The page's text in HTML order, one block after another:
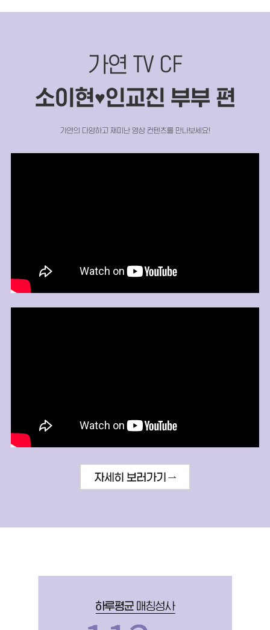
가연 TV CF
소이현♥인교진 부부 편
가연의 다양하고 재미난 영상 컨텐츠를 만나보세요!